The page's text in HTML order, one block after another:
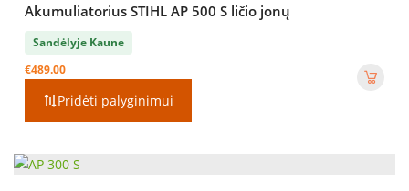
Akumuliatorius STIHL AP 500 S ličio jonų
Sandėlyje Kaune
€489.00
Pridėti palyginimui